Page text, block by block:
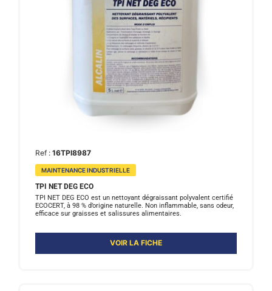
Ref : 16TPI8987
MAINTENANCE INDUSTRIELLE
TPI NET DEG ECO
TPI NET DEG ECO est un nettoyant dégraissant polyvalent certifié
ECOCERT, à 98 % d’origine naturelle. Non inflammable, sans odeur,
efficace sur graisses et salissures alimentaires.
VOIR LA FICHE